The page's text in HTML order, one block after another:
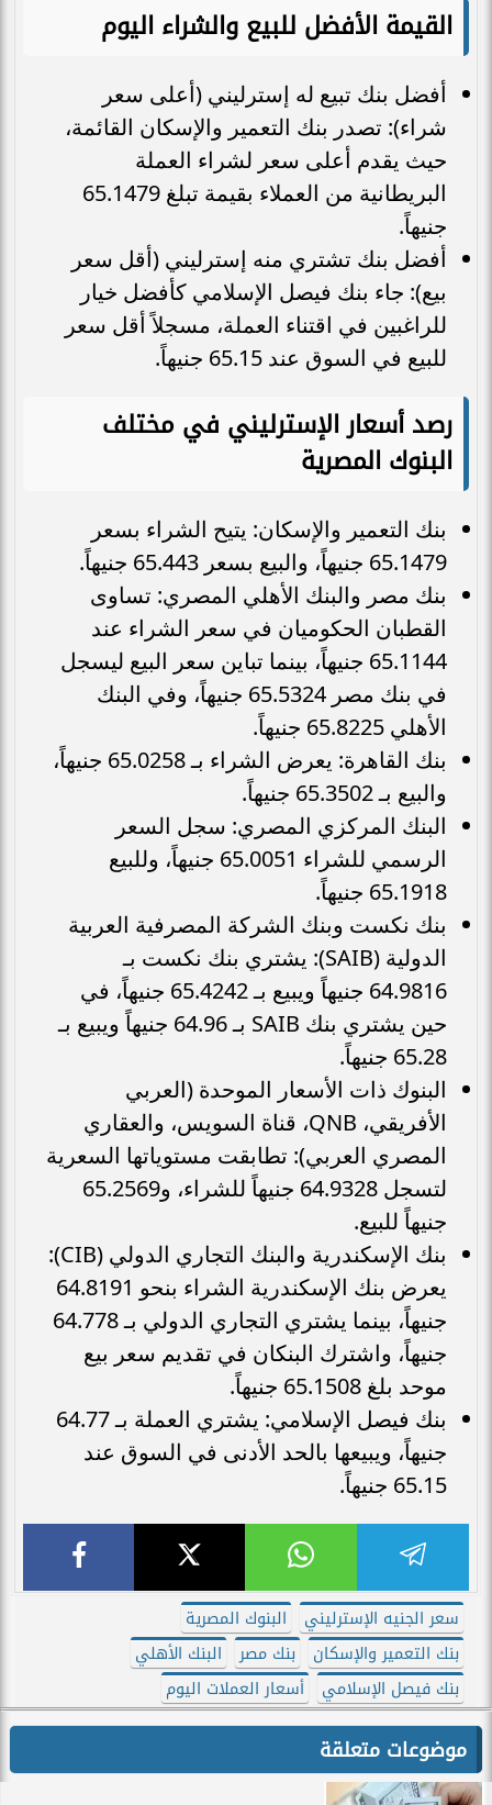
القيمة الأفضل للبيع والشراء اليوم
أفضل بنك تبيع له إسترليني (أعلى سعر
شراء): تصدر بنك التعمير والإسكان القائمة،
حيث يقدم أعلى سعر لشراء العملة
البريطانية من العملاء بقيمة تبلغ 65.1479
جنيهاً.
أفضل بنك تشتري منه إسترليني (أقل سعر
بيع): جاء بنك فيصل الإسلامي كأفضل خيار
للراغبين في اقتناء العملة، مسجلاً أقل سعر
للبيع في السوق عند 65.15 جنيهاً.
رصد أسعار الإسترليني في مختلف
البنوك المصرية
بنك التعمير والإسكان: يتيح الشراء بسعر
65.1479 جنيهاً، والبيع بسعر 65.443 جنيهاً.
بنك مصر والبنك الأهلي المصري: تساوى
القطبان الحكوميان في سعر الشراء عند
65.1144 جنيهاً، بينما تباين سعر البيع ليسجل
في بنك مصر 65.5324 جنيهاً، وفي البنك
الأهلي 65.8225 جنيهاً.
بنك القاهرة: يعرض الشراء بـ 65.0258 جنيهاً،
والبيع بـ 65.3502 جنيهاً.
البنك المركزي المصري: سجل السعر
الرسمي للشراء 65.0051 جنيهاً، وللبيع
65.1918 جنيهاً.
بنك نكست وبنك الشركة المصرفية العربية
الدولية (SAIB): يشتري بنك نكست بـ
64.9816 جنيهاً ويبيع بـ 65.4242 جنيهاً، في
حين يشتري بنك SAIB بـ 64.96 جنيهاً ويبيع بـ
65.28 جنيهاً.
البنوك ذات الأسعار الموحدة (العربي
الأفريقي، QNB، قناة السويس، والعقاري
المصري العربي): تطابقت مستوياتها السعرية
لتسجل 64.9328 جنيهاً للشراء، و65.2569
جنيهاً للبيع.
بنك الإسكندرية والبنك التجاري الدولي (CIB):
يعرض بنك الإسكندرية الشراء بنحو 64.8191
جنيهاً، بينما يشتري التجاري الدولي بـ 64.778
جنيهاً، واشترك البنكان في تقديم سعر بيع
موحد بلغ 65.1508 جنيهاً.
بنك فيصل الإسلامي: يشتري العملة بـ 64.77
جنيهاً، ويبيعها بالحد الأدنى في السوق عند
65.15 جنيهاً.
سعر الجنيه الإسترليني
البنوك المصرية
بنك التعمير والإسكان
بنك مصر
البنك الأهلي
بنك فيصل الإسلامي
أسعار العملات اليوم
موضوعات متعلقة